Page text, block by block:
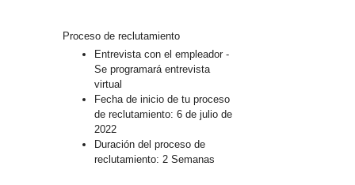
Proceso de reclutamiento
Entrevista con el empleador -
Se programará entrevista
virtual
Fecha de inicio de tu proceso
de reclutamiento: 6 de julio de
2022
Duración del proceso de
reclutamiento: 2 Semanas